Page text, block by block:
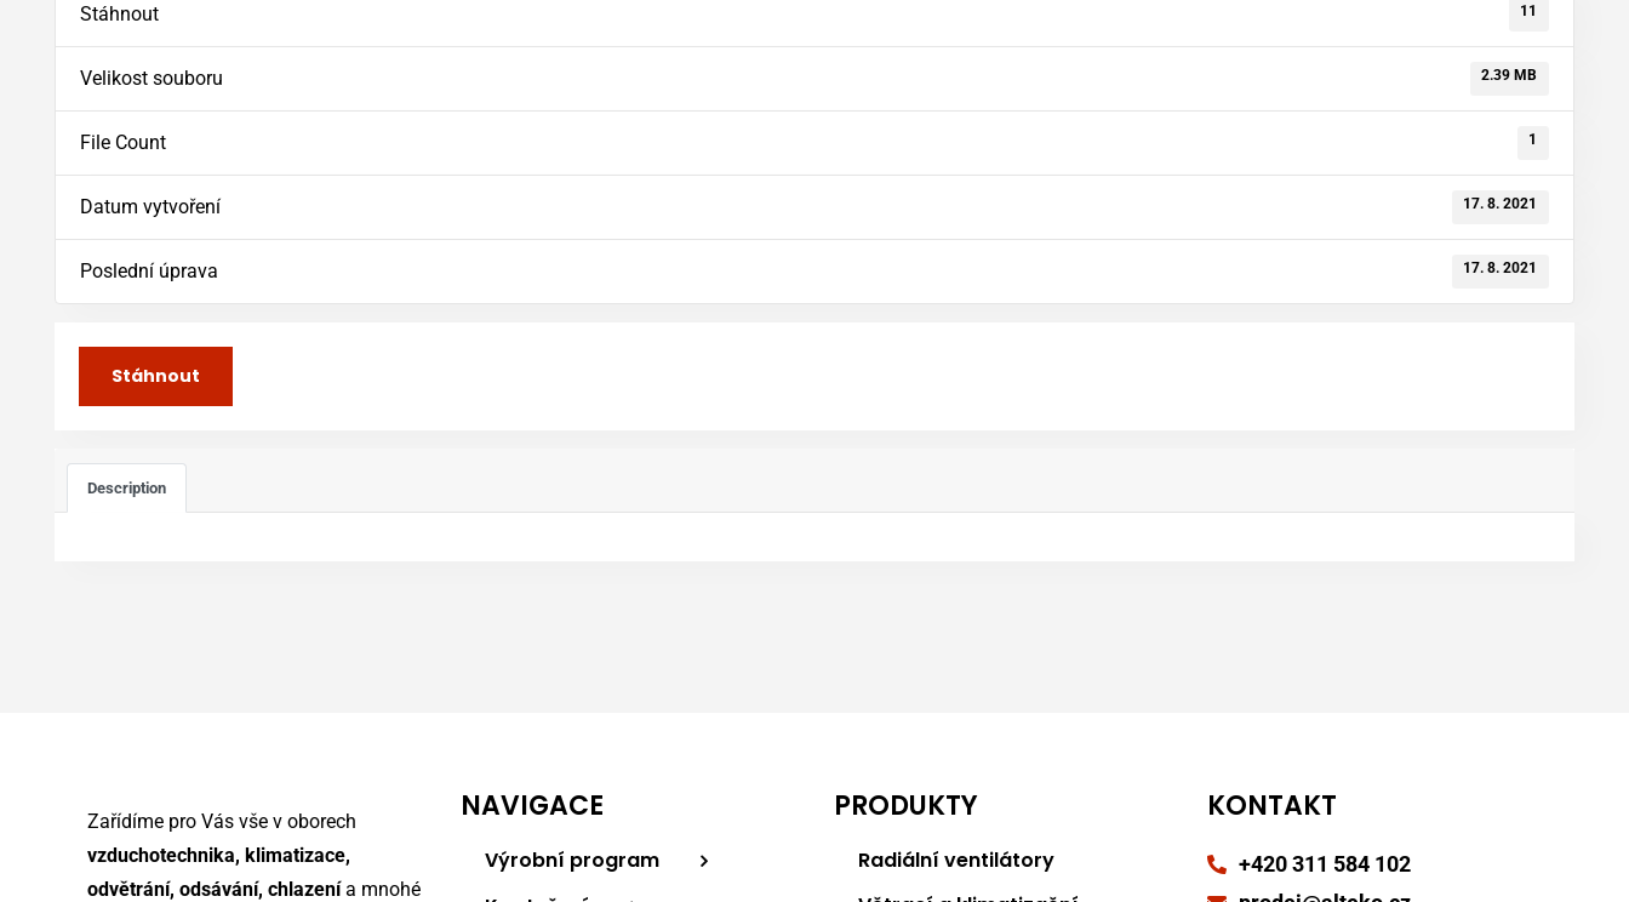
Stáhnout 11
Velikost souboru 2.39 MB
File Count 1
Datum vytvoření 17. 8. 2021
Poslední úprava 17. 8. 2021
Stáhnout
Description
Zařídíme pro Vás vše v oborech
vzduchotechnika, klimatizace,
odvětrání, odsávání, chlazenía mnohé
NAVIGACE
Výrobní program
PRODUKTY
Radiální ventilátory
KONTAKT
+420 311 584 102